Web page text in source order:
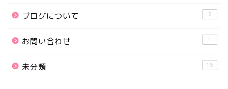
ブログについて 2
お問い合わせ 1
未分類 16